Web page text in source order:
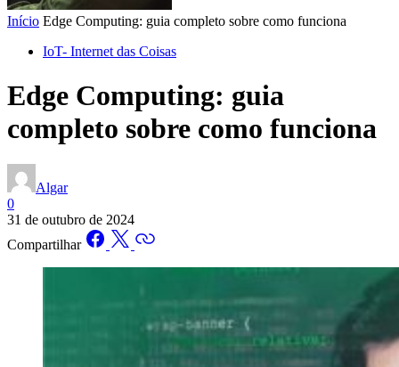
Início Edge Computing: guia completo sobre como funciona
IoT- Internet das Coisas
Edge Computing: guia
completo sobre como funciona
Algar
0
31 de outubro de 2024
Compartilhar